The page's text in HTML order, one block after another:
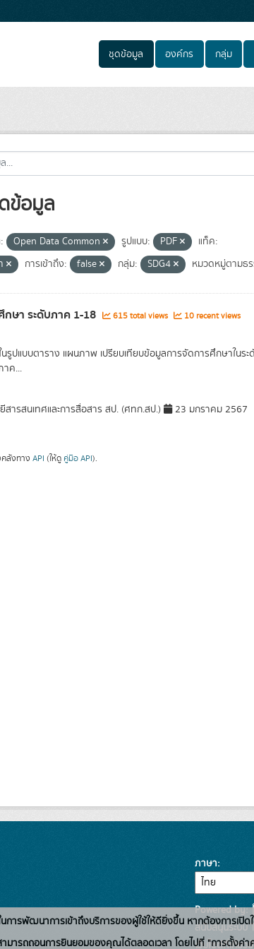
ชุดข้อมูล องค์กร กลุ่ม
ข้อมูล
Open Data Common รูปแบบ: PDF
แท็ค:
การเข้าถึง: false กลุ่ม: SDG4 หมวดหมู่ตามธ
ษา ระดับภาค 1-18 615 total views 10 recent views
ในรูปแบบตาราง แผนภาพ เปรียบเทียบข้อมูลการจัดการศึกษาใ
าค...
สารสนเทศและการสื่อสาร สป. (ศทก.สป.) 23 มกราคม 2567
ลังทาง API (ให้ดู คู่มือ API).
ภาษา
Powered by:
สนับสนุนระบบ
เว็บไซต์ที่เกี่ยว
นการพัฒนาการเข้าถึงบริการของผู้ใช้ให้ดียิ่งขึ้น หากต้องการเ
มารถถอนการยินยอมของคุณได้ตลอดเวลา โดยไปที่ "การตั้งค่า